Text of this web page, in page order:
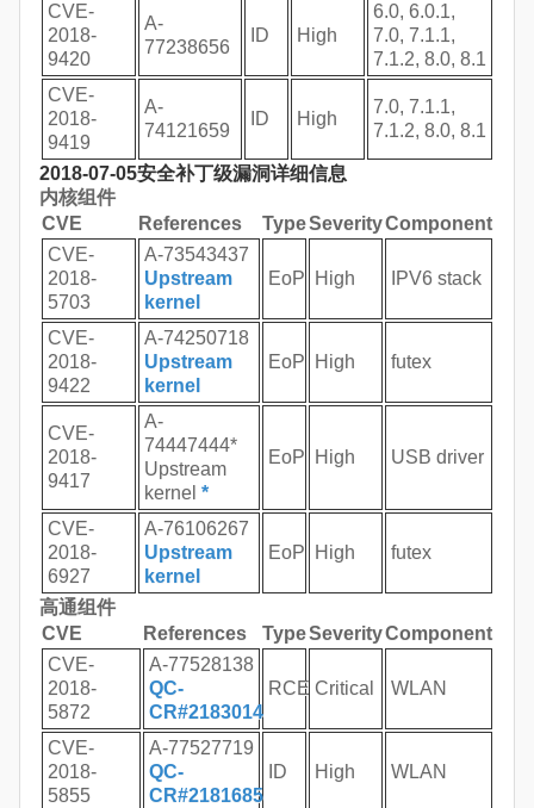
CVE-
2018-
9420
A-
77238656
ID High
6.0, 6.0.1,
7.0, 7.1.1,
7.1.2, 8.0, 8.1
CVE-
2018-
9419
A-
74121659
ID High
7.0, 7.1.1,
7.1.2, 8.0, 8.1
2018-07-05安全补丁级漏洞详细信息
内核组件
CVE
References TypeSeverityComponent
CVE-
2018-
5703
A-73543437
Upstream
kernel
EoP High IPV6 stack
CVE-
2018-
9422
A-74250718
Upstream
kernel
EoP High futex
CVE-
2018-
9417
A-
74447444*
Upstream
kernel *
EoP High USB driver
CVE-
2018-
6927
A-76106267
Upstream
kernel
EoP High futex
高通组件
CVE
References TypeSeverityComponent
CVE-
2018-
5872
A-77528138
QC-
CR#2183014
RCE Critical WLAN
CVE-
2018-
5855
A-77527719
QC-
CR#2181685
ID High WLAN